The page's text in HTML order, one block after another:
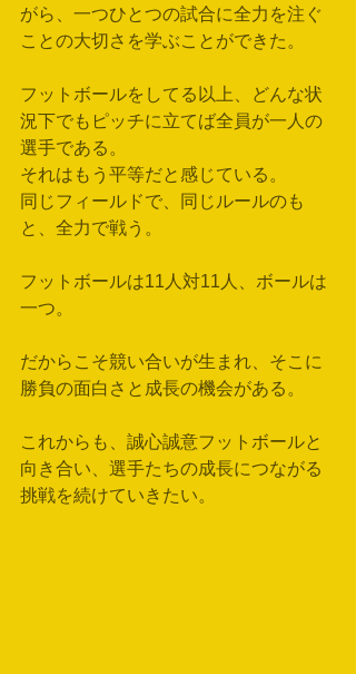
がら、一つひとつの試合に全力を注ぐ
ことの大切さを学ぶことができた。
フットボールをしてる以上、どんな状
況下でもピッチに立てば全員が一人の
選手である。
それはもう平等だと感じている。
同じフィールドで、同じルールのも
と、全力で戦う。
フットボールは11人対11人、ボールは
一つ。
だからこそ競い合いが生まれ、そこに
勝負の面白さと成長の機会がある。
これからも、誠心誠意フットボールと
向き合い、選手たちの成長につながる
挑戦を続けていきたい。